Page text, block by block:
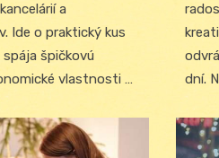
a
Ide o praktický kus
špičkovú
vlastnosti …
dní.